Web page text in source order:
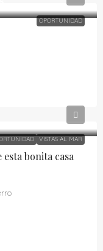
OPORTUNIDAD
VISTAS AL MAR
bonita casa